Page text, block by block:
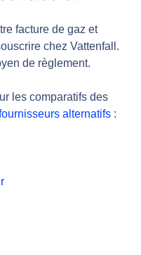
facture de gaz et
chez Vattenfall.
de règlement.
les comparatifs des
alternatifs :